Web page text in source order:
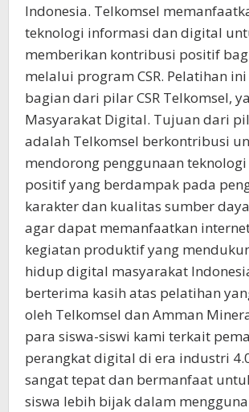
Indonesia. Telkomsel
teknologi informasi dan digital
memberikan kontribusi positif
melalui program CSR. Pelatihan
bagian dari pilar CSR Telkomsel,
Masyarakat Digital. Tujuan dari
adalah Telkomsel berkontribusi
mendorong penggunaan teknologi
positif yang berdampak pada
karakter dan kualitas sumber
agar dapat memanfaatkan
kegiatan produktif yang
hidup digital masyarakat
berterima kasih atas pelatihan
oleh Telkomsel dan Amman
para siswa-siswi kami terkait
perangkat digital di era industri
sangat tepat dan bermanfaat
siswa lebih bijak dalam